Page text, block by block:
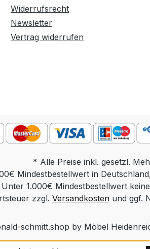
Widerrufsrecht
Newsletter
Vertrag widerrufen
* Alle Preise inkl. gesetzl.
Mindestbestellwert in
Unter 1.000€ Mindestbestellwert
zzgl. Versandkosten und ggf.
schmitt.shop by Möbel